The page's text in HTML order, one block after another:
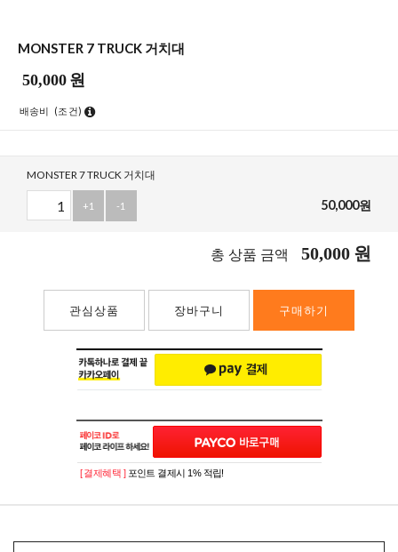
MONSTER 7 TRUCK 거치대
50,000 원
배송비 (조건)
MONSTER 7 TRUCK 거치대
+1 -1 50,000원
총 상품 금액 50,000 원
관심상품 장바구니 구매하기
[ 결제혜택 ] 포인트 결제시 1% 적립!